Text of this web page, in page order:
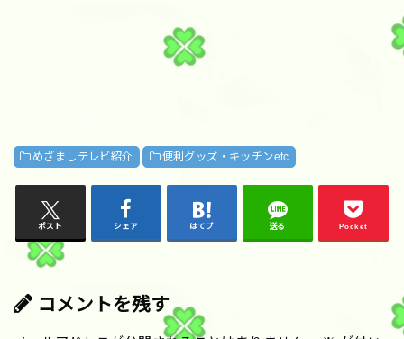
めざましテレビ紹介 便利グッズ・キッチンetc
ポスト シェア はてブ 送る Pocket
コメントを残す